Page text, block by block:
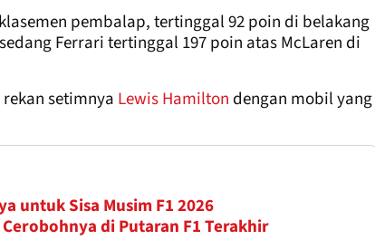
pembalap, tertinggal 92 poin di belakang
Ferrari tertinggal 197 poin atas McLaren di
setimnya Lewis Hamilton dengan mobil yang
untuk Sisa Musim F1 2026
di Putaran F1 Terakhir